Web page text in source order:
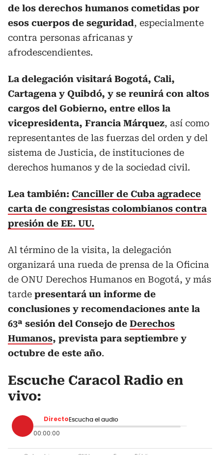
de los derechos humanos cometidas por
esos cuerpos de seguridad, especialmente
contra personas africanas y
afrodescendientes.
La delegación visitará Bogotá, Cali,
Cartagena y Quibdó, y se reunirá con altos
cargos del Gobierno, entre ellos la
vicepresidenta, Francia Márquez, así como
representantes de las fuerzas del orden y del
sistema de Justicia, de instituciones de
derechos humanos y de la sociedad civil.
Lea también: Canciller de Cuba agradece
carta de congresistas colombianos contra
presión de EE. UU.
Al término de la visita, la delegación
organizará una rueda de prensa de la Oficina
de ONU Derechos Humanos en Bogotá, y más
tarde presentará un informe de
conclusiones y recomendaciones ante la
63ª sesión del Consejo de Derechos
Humanos, prevista para septiembre y
octubre de este año.
Escuche Caracol Radio en
vivo:
Directo Escucha el audio
00:00:00